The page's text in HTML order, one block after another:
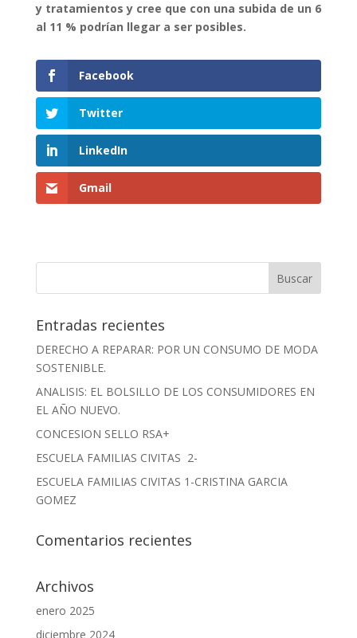
y tratamientos y cree que con una subida de un 6
al 11 % podrían llegar a ser posibles.
Facebook
Twitter
LinkedIn
Gmail
Entradas recientes
DERECHO A REPARAR: POR UN CONSUMO DE MODA
SOSTENIBLE.
ANALISIS: EL BOLSILLO DE LOS CONSUMIDORES EN
EL AÑO NUEVO.
CONCESION SELLO RSA+
ESCUELA FAMILIAS CIVITAS 2-
ESCUELA FAMILIAS CIVITAS 1-CRISTINA GARCIA
GOMEZ
Comentarios recientes
Archivos
enero 2025
diciembre 2024